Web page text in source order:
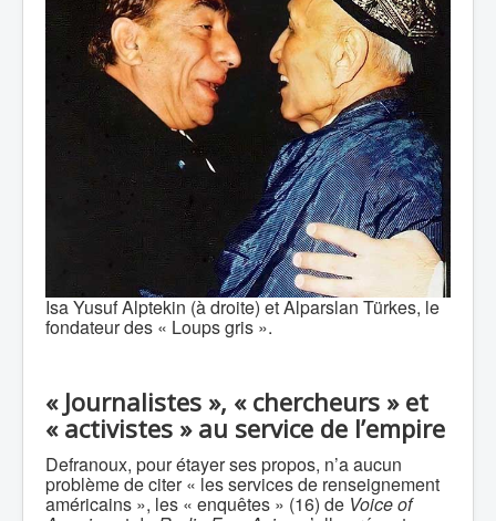
Isa Yusuf Alptekin (à droite) et Alparslan Türkes, le
fondateur des « Loups gris ».
« Journalistes », « chercheurs » et
« activistes » au service de l’empire
Defranoux, pour étayer ses propos, n’a aucun
problème de citer « les services de renseignement
américains », les « enquêtes » (16) de Voice of